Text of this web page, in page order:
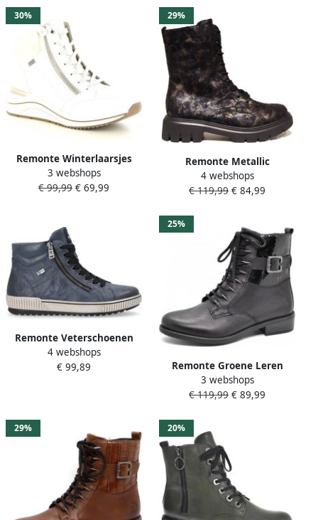
decoratieve gesp
30%
Remonte Winterlaarsjes
sleehak veterschoenen met
waterafstotende tex-
3 webshops
€ 99,99 € 69,99
29%
Remonte Metallic
Dierenprint Veterschoen
Black Dames
4 webshops
€ 119,99 € 84,99
Remonte Veterschoenen
platform lace-up ankle
boots in crash look
4 webshops
€ 99,89
25%
Remonte Groene Leren
Veterschoenen voor Dames
Green Dames
3 webshops
€ 119,99 € 89,99
29% 20%